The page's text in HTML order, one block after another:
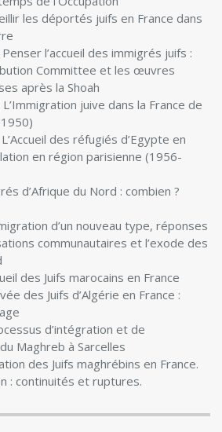
les déportés juifs en France dans
l’accueil des immigrés juifs :
Committee et les œuvres
après la Shoah
L’Immigration juive dans la France de
des réfugiés d’Egypte en
en région parisienne (1956-
d’Afrique du Nord : combien ?
d’un nouveau type, réponses
communautaires et l’exode des
des Juifs marocains en France
des Juifs d’Algérie en France :
d’intégration et de
Maghreb à Sarcelles
des Juifs maghrébins en France.
: continuités et ruptures.